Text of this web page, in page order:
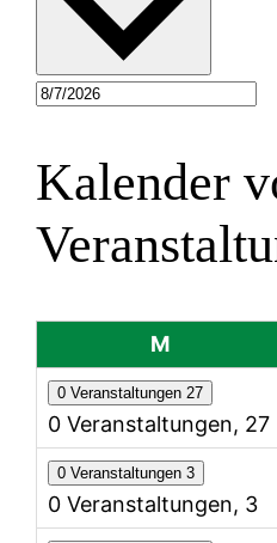
Kalender
MMontag
0 Veranstaltungen 27
0 Veranstaltungen, 27
0 Veranstaltungen3
0 Veranstaltungen, 3